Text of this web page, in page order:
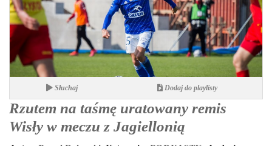
Słuchaj Dodaj do playlisty
Rzutem na taśmę uratowany remis
Wisły w meczu z Jagiellonią